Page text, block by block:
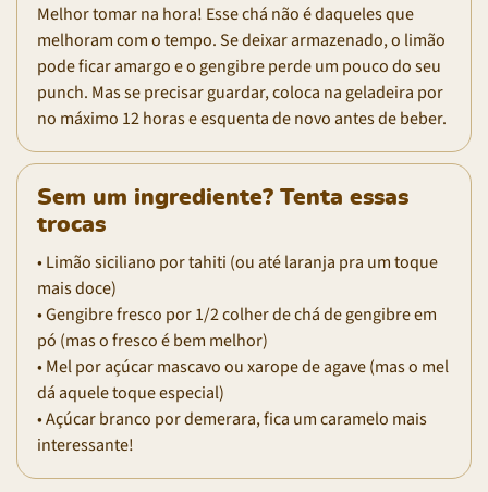
Melhor tomar na hora! Esse chá não é daqueles que
melhoram com o tempo. Se deixar armazenado, o limão
pode ficar amargo e o gengibre perde um pouco do seu
punch. Mas se precisar guardar, coloca na geladeira por
no máximo 12 horas e esquenta de novo antes de beber.
Sem um ingrediente? Tenta essas
trocas
• Limão siciliano por tahiti (ou até laranja pra um toque
mais doce)
• Gengibre fresco por 1/2 colher de chá de gengibre em
pó (mas o fresco é bem melhor)
• Mel por açúcar mascavo ou xarope de agave (mas o mel
dá aquele toque especial)
• Açúcar branco por demerara, fica um caramelo mais
interessante!